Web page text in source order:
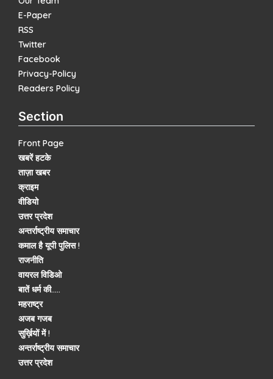
E-Paper
RSS
Twitter
Facebook
Privacy-Policy
Readers Policy
Section
Front Page
खबरें हटके
ताज़ा खबर
क्राइम
वीडियो
उत्तर प्रदेश
अन्तर्राष्ट्रीय समाचार
कमाल है यूपी पुलिस !
राजनीति
वायरल विडिओ
बातें धर्म की.....
महराष्ट्र
अजब गजब
सुर्ख़ियों में !
अन्तर्राष्ट्रीय समाचार
उत्तर प्रदेश